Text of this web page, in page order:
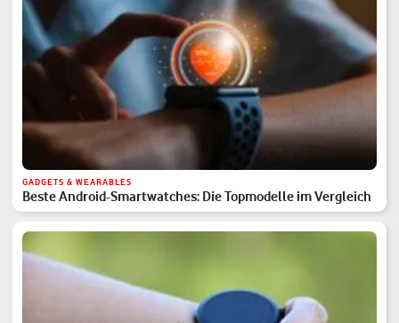
GADGETS & WEARABLES
Beste Android-Smartwatches: Die Topmodelle im Vergleich